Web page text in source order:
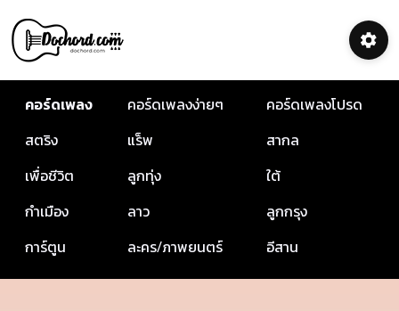
คอร์ดเพลง คอร์ดเพลงง่ายๆ
คอร์ดเพลงโปรด
สตริง
แร็พ
สากล
เพื่อชีวิต
ลูกทุ่ง
ใต้
กำเมือง
ลาว
ลูกกรุง
การ์ตูน
ละคร/ภาพยนตร์ อีสาน